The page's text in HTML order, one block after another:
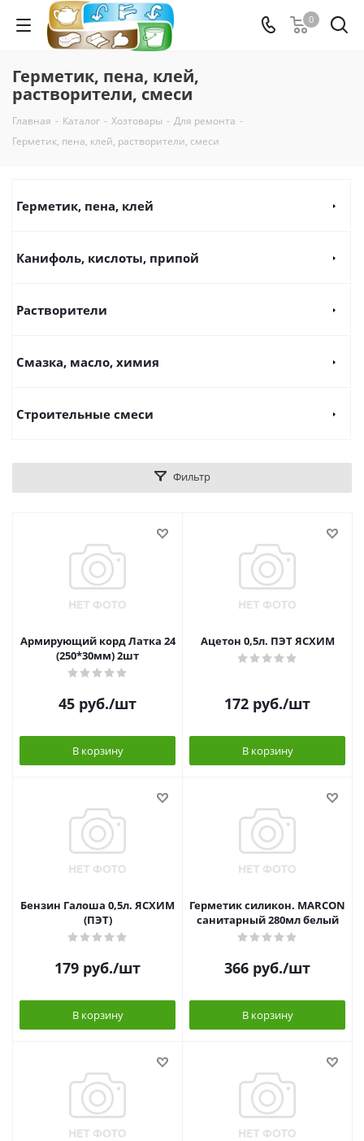
0
Герметик, пена, клей,
растворители, смеси
Главная - Каталог - Хозтовары - Для ремонта -
Герметик, пена, клей, растворители, смеси
Герметик, пена, клей
Канифоль, кислоты, припой
Растворители
Смазка, масло, химия
Строительные смеси
Фильтр
Армирующий корд Латка 24
(250*30мм) 2шт
45 руб./шт
В корзину
Ацетон 0,5л. ПЭТ ЯСХИМ
172 руб./шт
В корзину
Бензин Галоша 0,5л. ЯСХИМ
(ПЭТ)
179 руб./шт
В корзину
Герметик силикон. MARCON
санитарный 280мл белый
366 руб./шт
В корзину